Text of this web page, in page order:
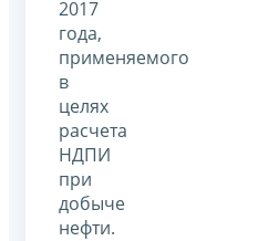
2017
года,
применяемого
в
целях
расчета
НДПИ
при
добыче
нефти.